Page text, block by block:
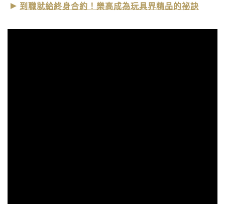
到職就給終身合約！樂高成為玩具界精品的祕訣